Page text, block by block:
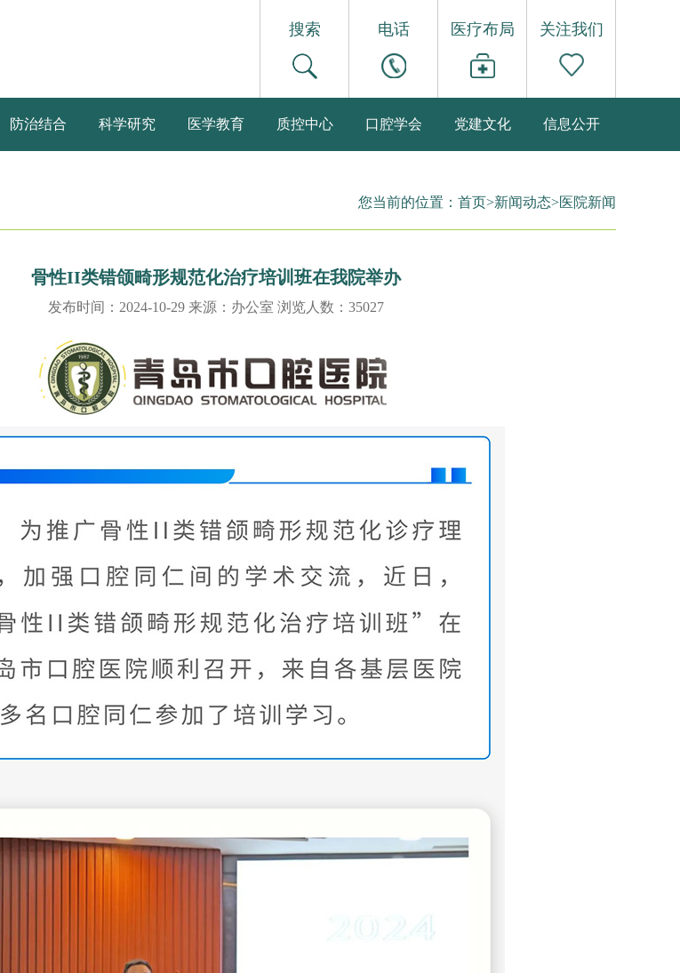
搜索 电话 医疗布局 关注我们
防治结合 科学研究 医学教育 质控中心 口腔学会 党建文化 信息公开
您当前的位置： 首页>新闻动态>医院新闻
骨性II类错颌畸形规范化治疗培训班在我院举办
发布时间：2024-10-29 来源：办公室 浏览人数：35027